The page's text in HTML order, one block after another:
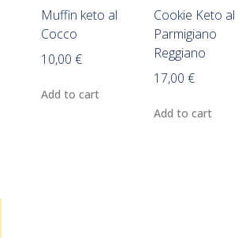
Muffin keto al
Cocco
10,00 €
Add to cart
Cookie Keto al
Parmigiano
Reggiano
17,00 €
Add to cart